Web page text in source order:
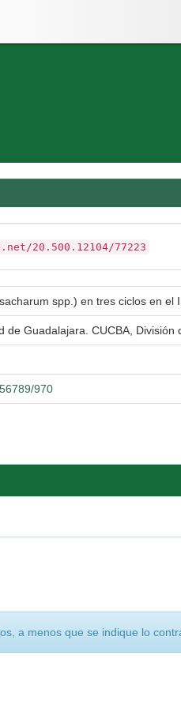
20.500.12104/77223
spp.) en tres ciclos en el
Guadalajara. CUCBA, División
970
a menos que se indique lo